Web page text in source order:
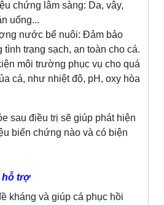
chứng lâm sàng: Da, vây,
uống...
nước bể nuôi: Đảm bảo
trạng sạch, an toàn cho cá.
môi trường phục vụ cho quá
cá, như nhiệt độ, pH, oxy hòa
sau điều trị sẽ giúp phát hiện
biến chứng nào và có biện
hỗ trợ
kháng và giúp cá phục hồi